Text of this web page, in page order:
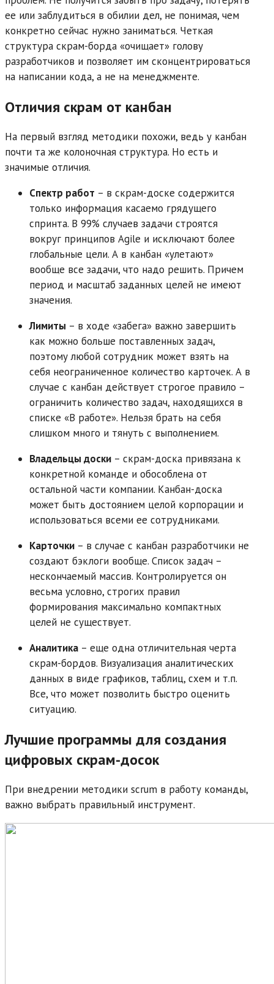
ее или заблудиться в обилии дел, не понимая, чем
конкретно сейчас нужно заниматься. Четкая
структура скрам-борда «очищает» голову
разработчиков и позволяет им сконцентрироваться
на написании кода, а не на менеджменте.
Отличия скрам от канбан
На первый взгляд методики похожи, ведь у канбан
почти та же колоночная структура. Но есть и
значимые отличия.
Спектр работ – в скрам-доске содержится
только информация касаемо грядущего
спринта. В 99% случаев задачи строятся
вокруг принципов Agile и исключают более
глобальные цели. А в канбан «улетают»
вообще все задачи, что надо решить. Причем
период и масштаб заданных целей не имеют
значения.
Лимиты – в ходе «забега» важно завершить
как можно больше поставленных задач,
поэтому любой сотрудник может взять на
себя неограниченное количество карточек. А в
случае с канбан действует строгое правило –
ограничить количество задач, находящихся в
списке «В работе». Нельзя брать на себя
слишком много и тянуть с выполнением.
Владельцы доски – скрам-доска привязана к
конкретной команде и обособлена от
остальной части компании. Канбан-доска
может быть достоянием целой корпорации и
использоваться всеми ее сотрудниками.
Карточки – в случае с канбан разработчики не
создают бэклоги вообще. Список задач –
нескончаемый массив. Контролируется он
весьма условно, строгих правил
формирования максимально компактных
целей не существует.
Аналитика – еще одна отличительная черта
скрам-бордов. Визуализация аналитических
данных в виде графиков, таблиц, схем и т.п.
Все, что может позволить быстро оценить
ситуацию.
Лучшие программы для создания
цифровых скрам-досок
При внедрении методики scrum в работу команды,
важно выбрать правильный инструмент.